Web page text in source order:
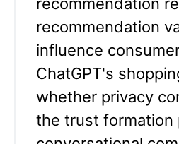
recommendation
influence
ChatGPT's
whether privacy
the trust formation